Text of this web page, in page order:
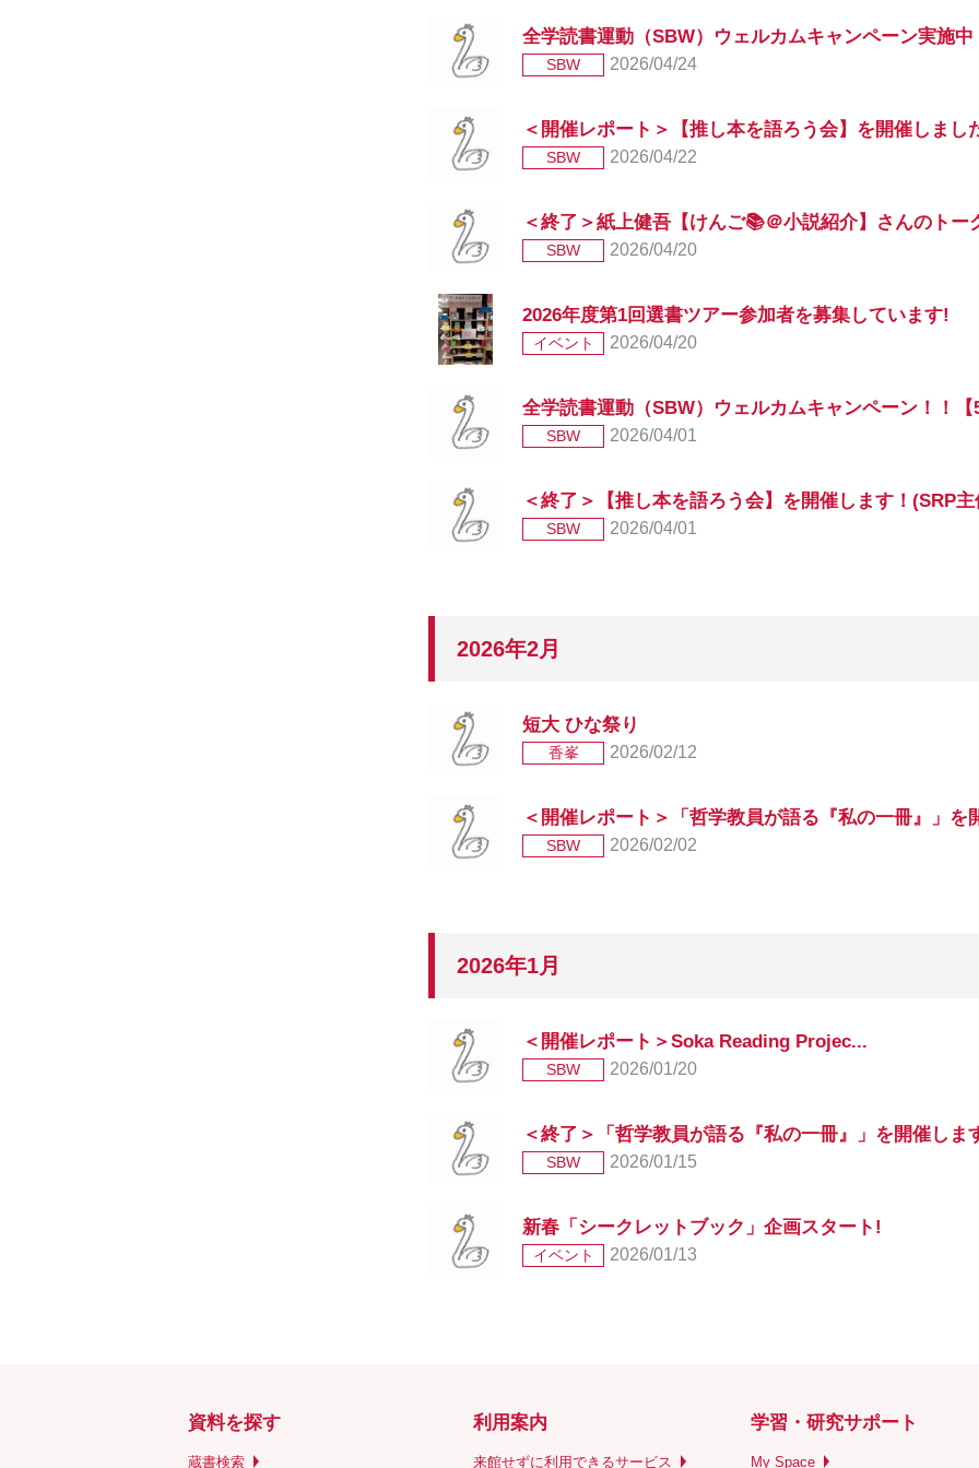
全学読書運動（SBW）ウェルカムキャンペーン実施中
SBW 2026/04/24
＜開催レポート＞【推し本を語ろう会】を開催しまし
SBW 2026/04/22
＜終了＞紙上健吾【けんご📚＠小説紹介】さんのトー
SBW 2026/04/20
2026年度第1回選書ツアー参加者を募集しています!
イベント 2026/04/20
全学読書運動（SBW）ウェルカムキャンペーン！！【
SBW 2026/04/01
＜終了＞【推し本を語ろう会】を開催します！(SRP主
SBW 2026/04/01
2026年2月
短大 ひな祭り
香峯 2026/02/12
＜開催レポート＞「哲学教員が語る『私の一冊』」を
SBW 2026/02/02
2026年1月
＜開催レポート＞Soka Reading Projec...
SBW 2026/01/20
＜終了＞「哲学教員が語る『私の一冊』」を開催しま
SBW 2026/01/15
新春「シークレットブック」企画スタート!
イベント 2026/01/13
資料を探す
蔵書検索
利用案内
来館せずに利用できるサービス
学習・研究サポート
My Space